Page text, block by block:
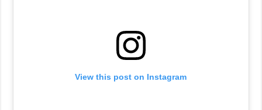
View this post on Instagram